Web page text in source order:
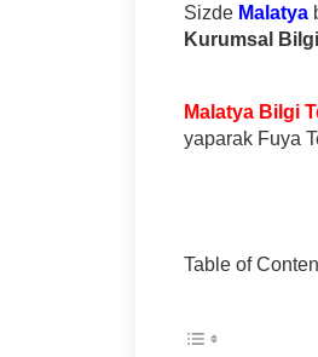
Sizde Malatya
Kurumsal
Malatya Bilgi
yaparak Fuya
Table of